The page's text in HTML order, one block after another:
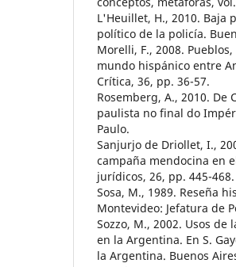
L'Heuillet, H., 2010. Baja
político de la policía.
Morelli, F., 2008.
mundo hispánico entre
Crítica, 36, pp. 36-57.
Rosemberg, A., 2010.
paulista no final do
Paulo.
Sanjurjo de Driollet, I.,
campaña mendocina en
jurídicos, 26, pp. 445-468.
Sosa, M., 1989. Reseña
Montevideo: Jefatura de
Sozzo, M., 2002. Usos
en la Argentina. En S.
la Argentina. Buenos